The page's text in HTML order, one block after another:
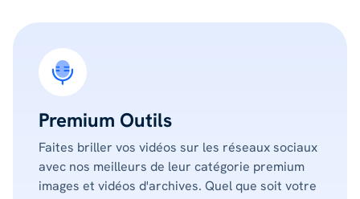
Premium Outils
Faites briller vos vidéos sur les réseaux sociaux
avec nos meilleurs de leur catégorie premium
images et vidéos d'archives. Quel que soit votre